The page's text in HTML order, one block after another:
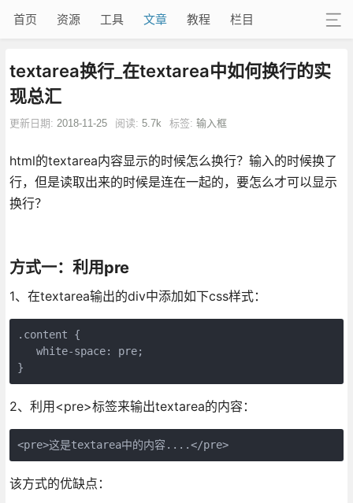
首页 资源 工具 文章 教程 栏目
textarea换行_在textarea中如何换行的实
现总汇
更新日期: 2018-11-25 阅读: 5.7k 标签: 输入框
html的textarea内容显示的时候怎么换行？输入的时候换了
行，但是读取出来的时候是连在一起的，要怎么才可以显示
换行？
方式一：利用pre
1、在textarea输出的div中添加如下css样式：
.content {
   white-space: pre;
}
2、利用<pre>标签来输出textarea的内容：
<pre>这是textarea中的内容....</pre>
该方式的优缺点：